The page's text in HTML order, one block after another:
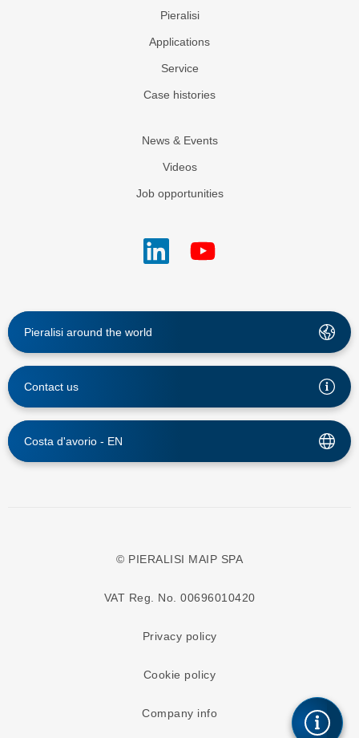
Pieralisi
Applications
Service
Case histories
News & Events
Videos
Job opportunities
Pieralisi around the world
Contact us
Costa d'avorio - EN
© PIERALISI MAIP SPA
VAT Reg. No. 00696010420
Privacy policy
Cookie policy
Company info